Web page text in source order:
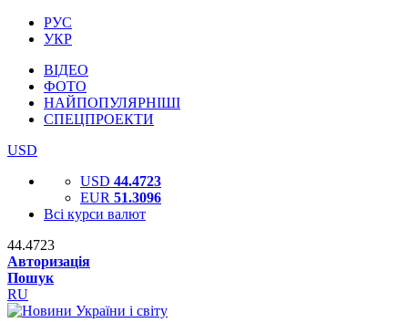
РУС
УКР
ВІДЕО
ФОТО
НАЙПОПУЛЯРНІШІ
СПЕЦПРОЕКТИ
USD
USD 44.4723
EUR 51.3096
Всі курси валют
44.4723
Авторизація
Пошук
RU